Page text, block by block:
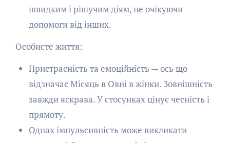
швидким і рішучим діям, не очікуючи
допомоги від інших.
Особисте життя:
Пристрасність та емоційність — ось що
відзначає Місяць в Овні в жінки. Зовнішність
завжди яскрава. У стосунках цінує чесність і
прямоту.
Однак імпульсивність може викликати